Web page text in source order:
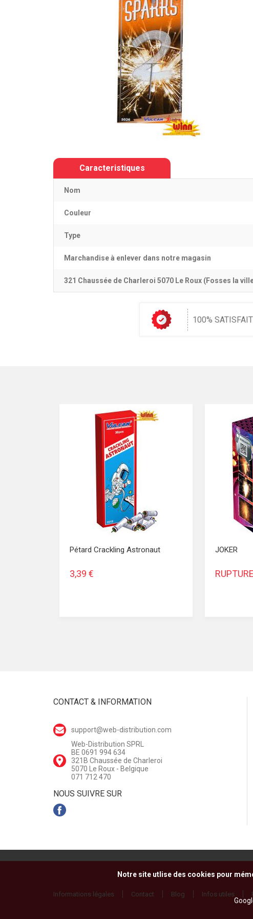
Caracteristiques
Nom
Couleur
Type
Marchandise à enlever dans notre magasin
321 Chaussée de Charleroi 5070 Le Roux (Fosses la
100% SATISFAIT
Pétard Crackling Astronaut
3,39 €
JOKER
RUPTURE
CONTACT & INFORMATION
support@web-distribution.com
Web-Distribution SPRL
BE 0691 994 634
321B Chaussée de Charleroi
5070 Le Roux - Belgique
071 712 470
NOUS SUIVRE SUR
Informations légales Contact Blog Infos utiles
Notre site utlise des cookies pour